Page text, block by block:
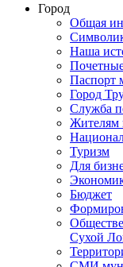
Город
Общая
Наша
Паспорт
Город
Служба
Жителям
Туризм
Для
Бюджет
Сухой